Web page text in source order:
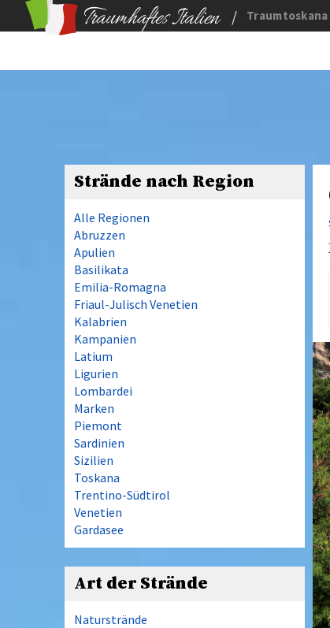
/ Traumtoskana
Strände nach Region
Alle Regionen
Abruzzen
Apulien
Basilikata
Emilia-Romagna
Friaul-Julisch Venetien
Kalabrien
Kampanien
Latium
Ligurien
Lombardei
Marken
Piemont
Sardinien
Sizilien
Toskana
Trentino-Südtirol
Venetien
Gardasee
Art der Strände
Naturstrände